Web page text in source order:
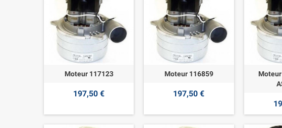
Moteur 117123
197,50 €
Moteur 116859
197,50 €
Moteur